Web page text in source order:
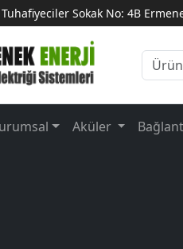
Tuhafiyeciler Sokak No: 4B
Aküler